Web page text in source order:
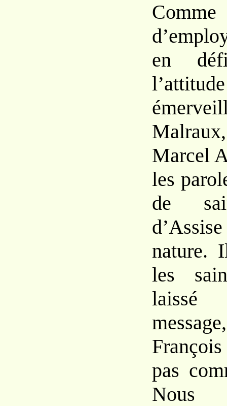
en
Marcel
les
de
nature.
les
laissé
François
pas